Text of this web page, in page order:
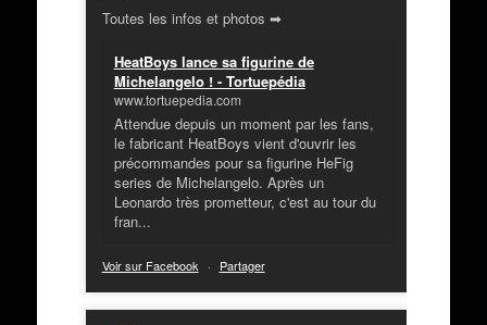
Toutes les infos et photos ➡
HeatBoys lance sa figurine de
Michelangelo ! - Tortuepédia
www.tortuepedia.com
Attendue depuis un moment par les fans,
le fabricant HeatBoys vient d'ouvrir les
précommandes pour sa figurine HeFig
series de Michelangelo. Après un
Leonardo très prometteur, c'est au tour du
fran...
Voir sur Facebook · Partager